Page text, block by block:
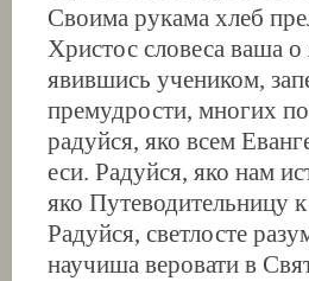
Своима рукама хлеб
Христос словеса ваша
явившись учеником,
премудрости, многих
радуйся, яко всем
еси. Радуйся, яко нам
яко Путеводительницу
Радуйся, светлосте
научиша веровати в